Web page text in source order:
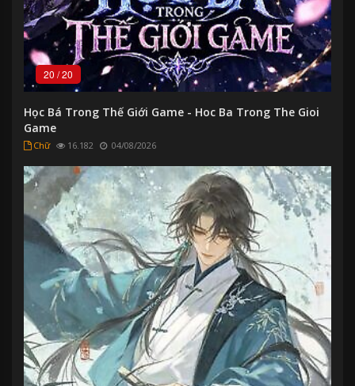
20 /20
Học Bá Trong Thế Giới Game - Hoc Ba Trong The Gioi
Game
Chữ 16.182 04/08/2026